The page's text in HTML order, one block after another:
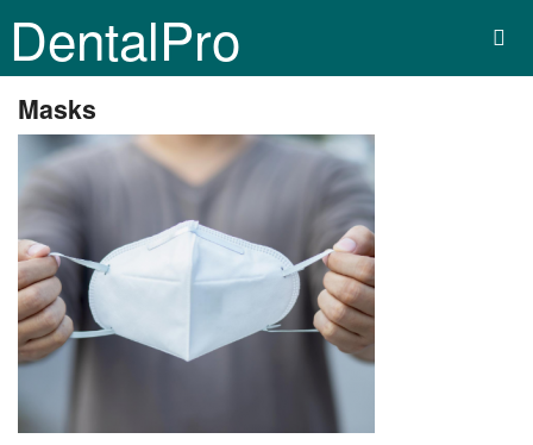
DentalPro
Masks